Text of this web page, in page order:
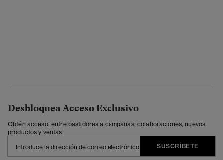
Desbloquea Acceso Exclusivo
Obtén acceso: entre bastidores a campañas, colaboraciones, nuevos
productos y ventas.
SUSCRÍBETE